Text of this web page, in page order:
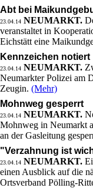
Abt bei
23.04.14 NEUMARKT.
veranstaltet in
Eichstätt eine
Kennzeichen notiert
23.04.14 NEUMARKT.
Neumarkter Polizei am
Zeugin. (Mehr)
Mohnweg gesperrt
23.04.14 NEUMARKT.
Mohnweg in Neumarkt
an der Gasleitung
"Verzahnung ist
23.04.14 NEUMARKT.
einen Ausblick auf die
Ortsverband Pölling-